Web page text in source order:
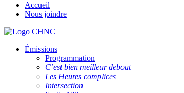
Accueil
Nous joindre
Émissions
Programmation
C’est bien meilleur debout
Les Heures complices
Intersection